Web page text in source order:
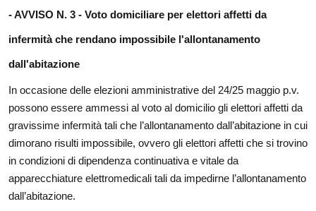
- AVVISO N. 3 - Voto domiciliare per elettori affetti da
infermità che rendano impossibile l'allontanamento
dall'abitazione
In occasione delle elezioni amministrative del 24/25 maggio p.v.
possono essere ammessi al voto al domicilio gli elettori affetti da
gravissime infermità tali che l’allontanamento dall’abitazione in cui
dimorano risulti impossibile, ovvero gli elettori affetti che si trovino
in condizioni di dipendenza continuativa e vitale da
apparecchiature elettromedicali tali da impedirne l’allontanamento
dall’abitazione.